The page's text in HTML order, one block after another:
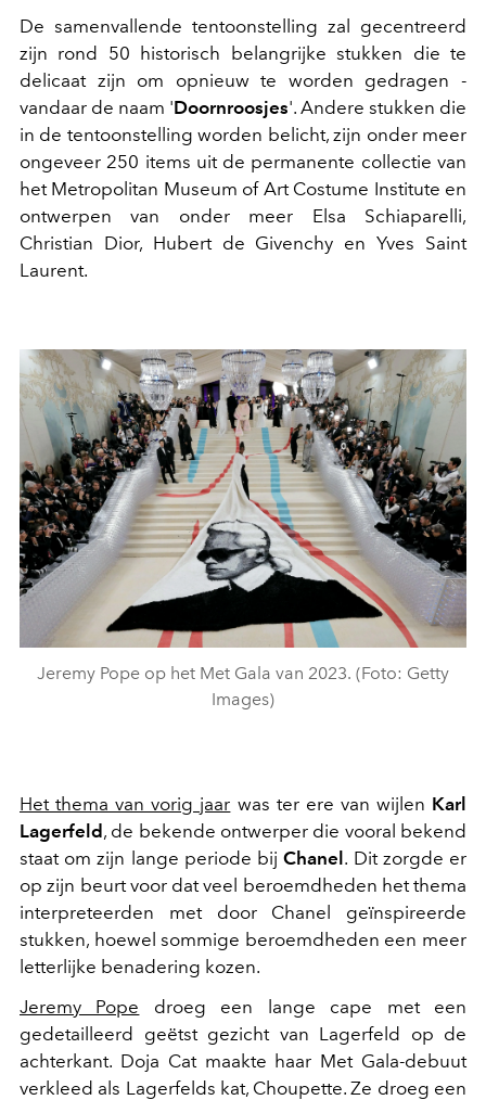
De samenvallende tentoonstelling zal gecentreerd
zijn rond 50 historisch belangrijke stukken die te
delicaat zijn om opnieuw te worden gedragen -
vandaar de naam 'Doornroosjes'. Andere stukken die
in de tentoonstelling worden belicht, zijn onder meer
ongeveer 250 items uit de permanente collectie van
het Metropolitan Museum of Art Costume Institute en
ontwerpen van onder meer Elsa Schiaparelli,
Christian Dior, Hubert de Givenchy en Yves Saint
Laurent.
Jeremy Pope op het Met Gala van 2023. (Foto: Getty
Images)
Het thema van vorig jaar was ter ere van wijlen Karl
Lagerfeld, de bekende ontwerper die vooral bekend
staat om zijn lange periode bijChanel. Dit zorgde er
op zijn beurt voor dat veel beroemdheden het thema
interpreteerden met door Chanel geïnspireerde
stukken, hoewel sommige beroemdheden een meer
letterlijke benadering kozen.
Jeremy Pope droeg een lange cape met een
gedetailleerd geëtst gezicht van Lagerfeld op de
achterkant. Doja Cat maakte haar Met Gala-debuut
verkleed als Lagerfelds kat, Choupette. Ze droeg een